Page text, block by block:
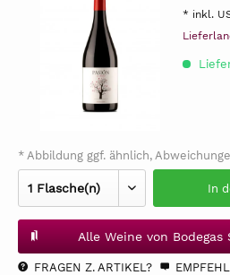
* inkl.
* Abbildung ggf. ähnlich,
In
Alle Weine von
FRAGEN Z. ARTIKEL?